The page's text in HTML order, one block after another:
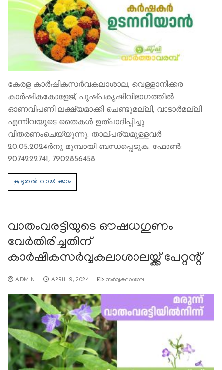
കേരള കാർഷികസർവകലാശാല, വെള്ളാനിക്കര
കാർഷികകോളേജ്, പുഷ്പകൃഷിവിഭാഗത്തിൽ
ഓണവിപണി ലക്ഷ്യമാക്കി ചെണ്ടുമല്ലി, വാടാർമല്ലി
എന്നിവയുടെ തൈകൾ ഉത്പാദിപ്പിച്ചു
വിതരണംചെയ്യുന്നു. താല്പര്യമുള്ളവർ
20.05.2024ർനു മുമ്പായി ബന്ധപ്പെടുക. ഫോൺ:
9074222741, 7902856458
വാതംവരട്ടിയുടെ ഔഷധഗുണം
വേര്‍തിരിച്ചതിന്
കാര്‍ഷികസര്‍വ്വകലാശാലയ്ക്ക് പേറ്റന്റ്
ADMIN APRIL 9, 2024 സര്‍വ്വകലാശാല